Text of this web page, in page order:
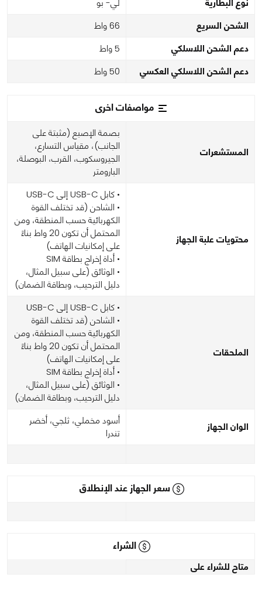
نوع البطارية لي- بو
الشحن السريع 66 واط
دعم الشحن اللاسلكي 5 واط
دعم الشحن اللاسلكي العكسي 50 واط
مواصفات اخرى
المستشعرات
بصمة الإصبع (مثبتة على
الجانب)، مقياس التسارع،
الجيروسكوب، القرب، البوصلة،
البارومتر
محتويات علبة الجهاز
• كابل USB-C إلى USB-C
• الشاحن (قد تختلف القوة
الكهربائية حسب المنطقة، ومن
المحتمل أن تكون 20 واط بناءً
على إمكانيات الهاتف)
• أداة إخراج بطاقة SIM
• الوثائق (على سبيل المثال،
دليل الترحيب، وبطاقة الضمان)
الملحقات
• كابل USB-C إلى USB-C
• الشاحن (قد تختلف القوة
الكهربائية حسب المنطقة، ومن
المحتمل أن تكون 20 واط بناءً
على إمكانيات الهاتف)
• أداة إخراج بطاقة SIM
• الوثائق (على سبيل المثال،
دليل الترحيب، وبطاقة الضمان)
الوان الجهاز
أسود مخملي، ثلجي، أخضر
تندرا
سعر الجهاز عند الإنطلاق
الشراء
متاح للشراء على